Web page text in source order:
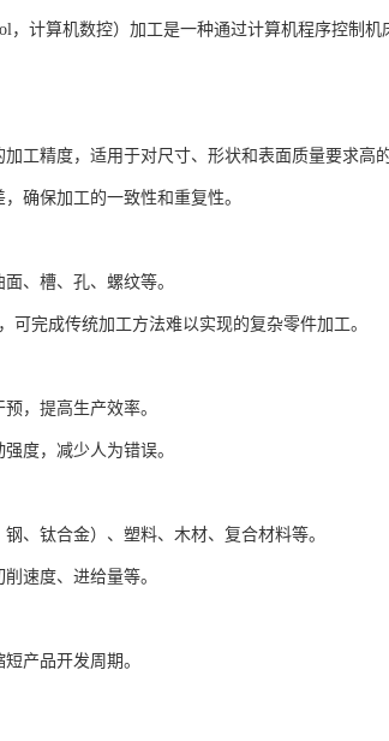
，计算机数控）加工是一种通过计算机程序控制
工精度，适用于对尺寸、形状和表面质量要求高
确保加工的一致性和重复性。
、槽、孔、螺纹等。
完成传统加工方法难以实现的复杂零件加工。
，提高生产效率。
度，减少人为错误。
、钛合金）、塑料、木材、复合材料等。
速度、进给量等。
产品开发周期。